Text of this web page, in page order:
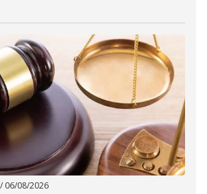
/ 06/08/2026